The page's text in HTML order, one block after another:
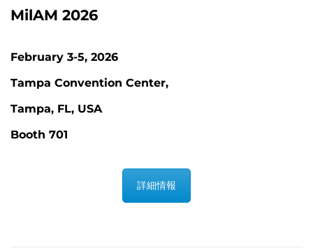
MilAM 2026
February 3-5, 2026
Tampa Convention Center,
Tampa, FL, USA
Booth 701
詳細情報